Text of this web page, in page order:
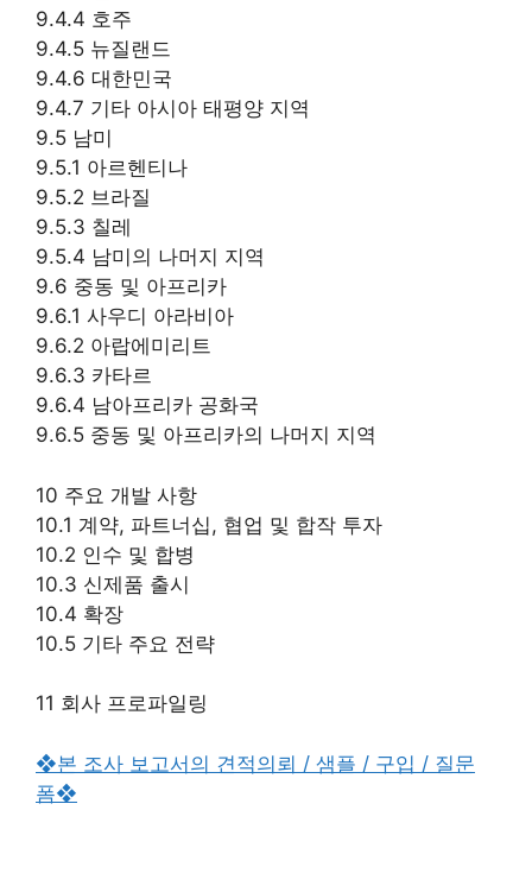
9.4.4 호주
9.4.5 뉴질랜드
9.4.6 대한민국
9.4.7 기타 아시아 태평양 지역
9.5 남미
9.5.1 아르헨티나
9.5.2 브라질
9.5.3 칠레
9.5.4 남미의 나머지 지역
9.6 중동 및 아프리카
9.6.1 사우디 아라비아
9.6.2 아랍에미리트
9.6.3 카타르
9.6.4 남아프리카 공화국
9.6.5 중동 및 아프리카의 나머지 지역
10 주요 개발 사항
10.1 계약, 파트너십, 협업 및 합작 투자
10.2 인수 및 합병
10.3 신제품 출시
10.4 확장
10.5 기타 주요 전략
11 회사 프로파일링
❖본 조사 보고서의 견적의뢰 / 샘플 / 구입 / 질문
폼❖